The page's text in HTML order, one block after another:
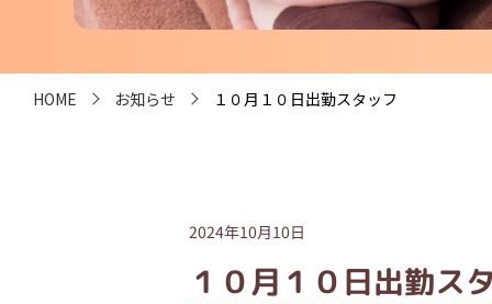
HOME お知らせ １０月１０日出勤スタッフ
2024年10月10日
１０月１０日出勤ス